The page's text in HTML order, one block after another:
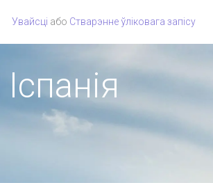
Увайсці або Стварэнне ўліковага запісу